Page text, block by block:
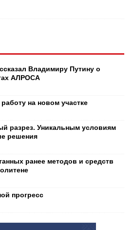
Владимиру Путину о
АЛРОСА
на новом участке
разрез. Уникальным условиям
решения
ранее методов и средств
прогресс